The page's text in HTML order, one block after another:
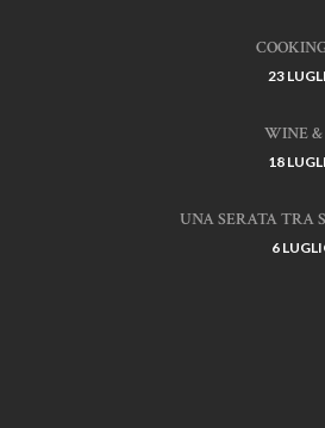
23
WINE
18
UNA SERATA TRA
6